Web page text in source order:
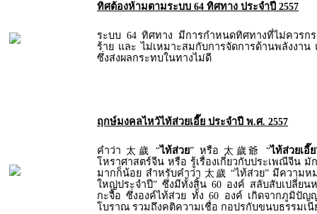
ทิศต้องห้ามตามระบบ 64 ทิศทาง ประจำปี 2557
ระบบ 64 ทิศทาง มีการกำหนดทิศทางที่ไม่ควรกร
ร้าย และ ไม่เหมาะสมกับการจัดการด้านพลังงาน
ซึ่งส่งผลกระทบในทางไม่ดี
ฤกษ์มงคลไหว้ไท้ส่วยเอี๊ย ประจำปี พ.ศ. 2557
คำว่า 太歲 “ไท้ส่วย” หรือ 太歲爺 “ไท้ส่วยเอี๊ย
โหราศาสตร์จีน หรือ รู้เรื่องเกี่ยวกับประเพณีจีน
มากก็น้อย สำหรับคำว่า 太歲 “ไท้ส่วย” มีความหม
ใหญ่ประจำปี” ซึ่งมีทั้งสิ้น 60 องค์ สลับสับเปลี่ยน
กะจื้อ ซึ่งองค์ไท้ส่วย ทั้ง 60 องค์ เกิดจากภูมิปัญ
โบราณ รวมถึงคติความเชื่อ กอปรกับขนบธรรมเ